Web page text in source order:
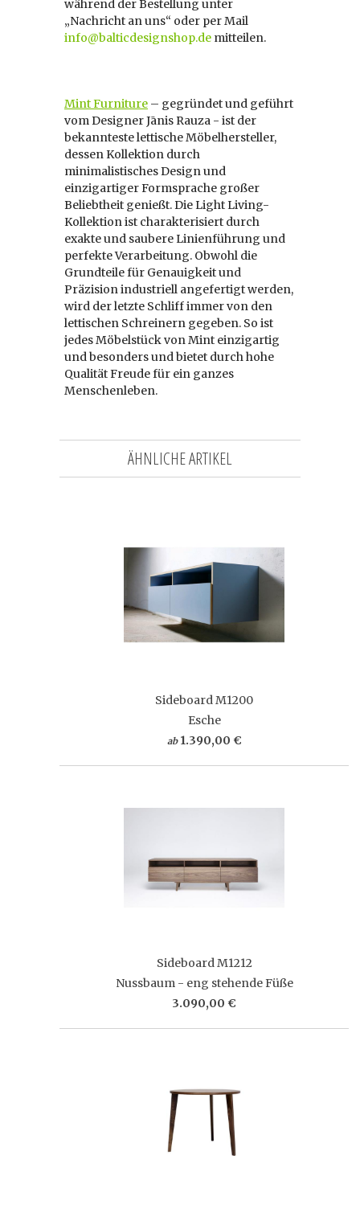
während der Bestellung unter
„Nachricht an uns“ oder per Mail
info@balticdesignshop.de mitteilen.
Mint Furniture – gegründet und geführt
vom Designer Jānis Rauza - ist der
bekannteste lettische Möbelhersteller,
dessen Kollektion durch
minimalistisches Design und
einzigartiger Formsprache großer
Beliebtheit genießt. Die Light Living-
Kollektion ist charakterisiert durch
exakte und saubere Linienführung und
perfekte Verarbeitung. Obwohl die
Grundteile für Genauigkeit und
Präzision industriell angefertigt werden,
wird der letzte Schliff immer von den
lettischen Schreinern gegeben. So ist
jedes Möbelstück von Mint einzigartig
und besonders und bietet durch hohe
Qualität Freude für ein ganzes
Menschenleben.
ÄHNLICHE ARTIKEL
Sideboard M1200
Esche
ab 1.390,00 €
Sideboard M1212
Nussbaum - eng stehende Füße
3.090,00 €